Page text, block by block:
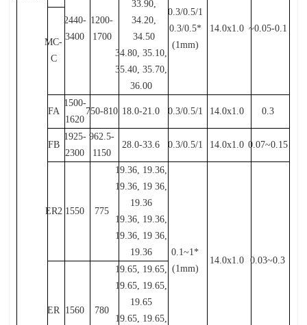
2440-
3400
1200-
1700
33.90,
34.20,
34.50
34.80, 35.10,
35.40, 35.70,
36.00
0.3/0.5/1
0.3/0.5*
(1mm)
14.0x1.0 ~0.05-0.1
MC-
C
FA
1500-
1620
750-810 18.0-21.0 0.3/0.5/1 14.0x1.0 0.3
FB
1925-
2300
962.5-
1150
28.0-33.6 0.3/0.5/1 14.0x1.0 0.07~0.15
ER2 1550 775
19.36, 19.36,
19.36, 19 36,
19.36
19.36, 19.36,
19.36, 19 36,
19.36
0.1~1*
(1mm)
14.0x1.0 0.03~0.3
ER 1560 780
19.65, 19.65,
19.65, 19.65,
19.65
19.65, 19.65,